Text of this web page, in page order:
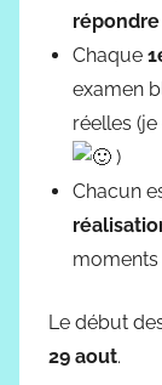
répondre
Chaque
examen
réelles
)
Chacun
moments
Le début
29 aout.